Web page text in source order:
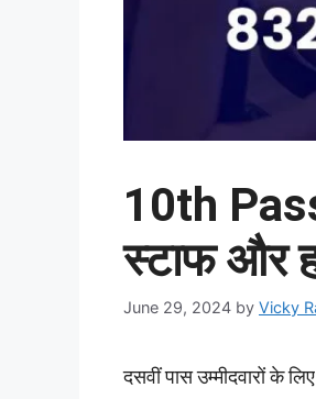
10th
स्टाफ और
June 29, 2024 by Vicky
दसवीं पास उम्मीदवारों के